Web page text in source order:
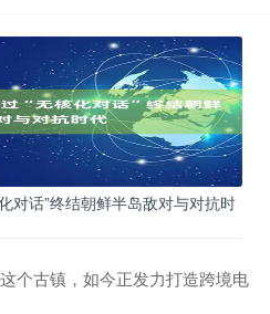
对话”终结朝鲜半岛敌对与对抗时
个古镇，如今正发力打造跨境电